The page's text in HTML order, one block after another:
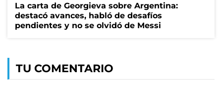
La carta de Georgieva sobre Argentina:
destacó avances, habló de desafíos
pendientes y no se olvidó de Messi
TU COMENTARIO